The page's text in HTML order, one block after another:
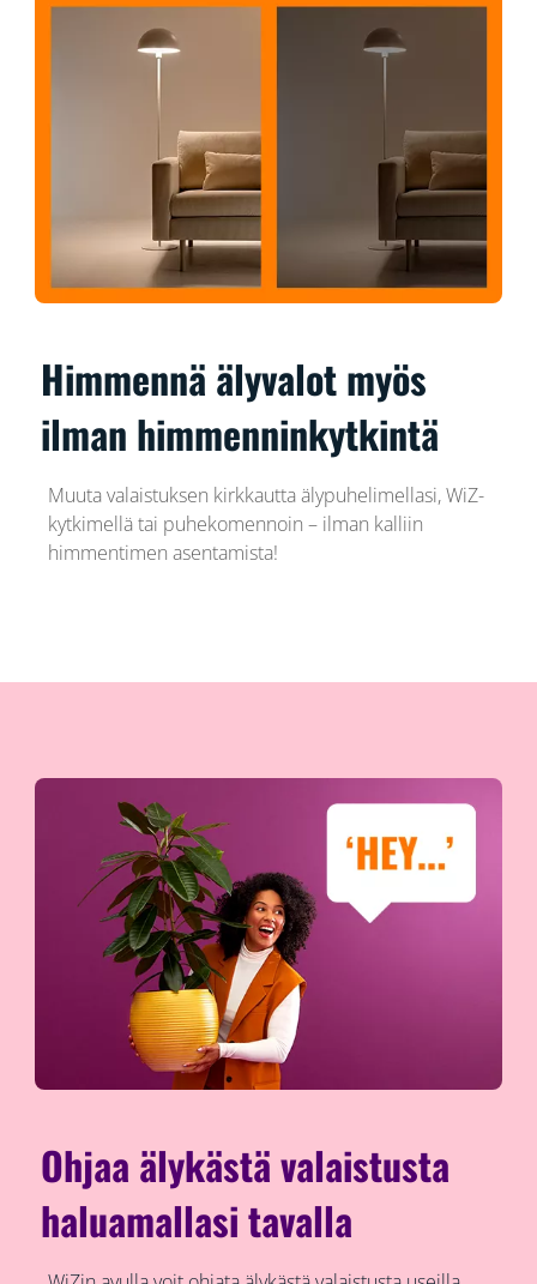
Himmennä älyvalot myös
ilman himmenninkytkintä
Muuta valaistuksen kirkkautta älypuhelimellasi, WiZ-
kytkimellä tai puhekomennoin – ilman kalliin
himmentimen asentamista!
Ohjaa älykästä valaistusta
haluamallasi tavalla